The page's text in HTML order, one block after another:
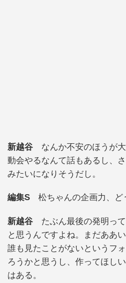
新越谷 なんか不安のほうが
動会やるなんて話もあるし、
みたいになりそうだし。
編集S 松ちゃんの企画力、ど
新越谷 たぶん最後の発明っ
と思うんですよね。まだああ
誰も見たことがないというフ
ろうかと思うし、作ってほし
はある。